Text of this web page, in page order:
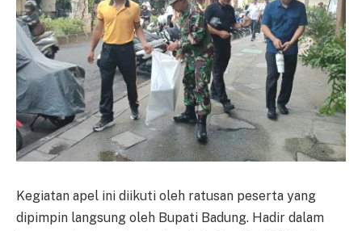
Kegiatan apel ini diikuti oleh ratusan peserta yang
dipimpin langsung oleh Bupati Badung. Hadir dalam